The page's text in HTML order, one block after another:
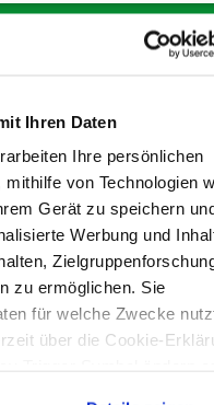
Ihren Daten
Ihre persönlichen
von Technologien
Gerät zu speichern
Werbung und
zu ermöglichen. Sie
für welche Zwecke
über die Cookie-